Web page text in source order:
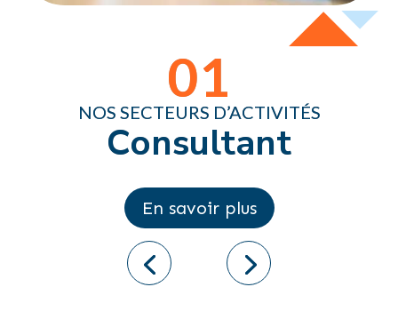
Bâtiment
02
NOS SECTEURS D’ACTIVITÉS
En savoir plus